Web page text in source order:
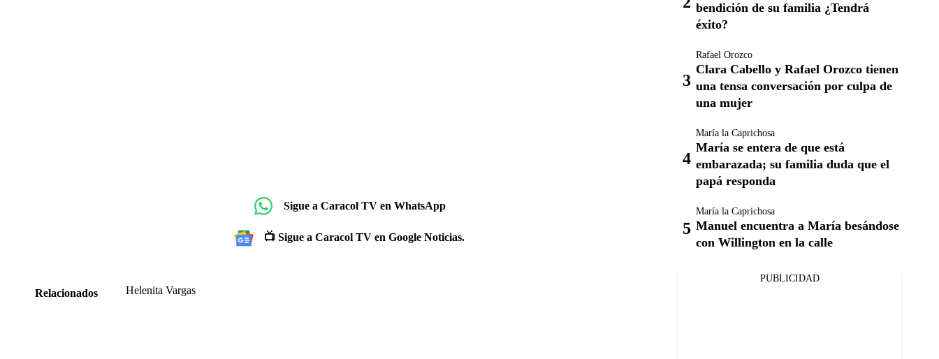
Sigue a Caracol TV en WhatsApp
📺 Sigue a Caracol TV en Google Noticias.
Relacionados Helenita Vargas
bendición de su familia ¿Tendrá
éxito?
Rafael Orozco
Clara Cabello y Rafael Orozco tienen
una tensa conversación por culpa de
una mujer
María la Caprichosa
María se entera de que está
embarazada; su familia duda que el
papá responda
María la Caprichosa
Manuel encuentra a María besándose
con Willington en la calle
PUBLICIDAD